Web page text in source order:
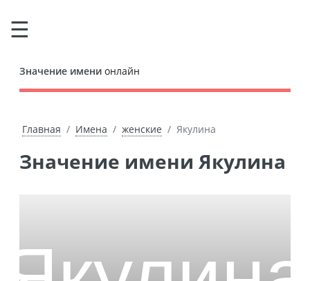
Значение имени онлайн
Главная Имена женские Якулина
Значение имени Якулина